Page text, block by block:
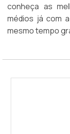
conheça as
médios já com
mesmo tempo